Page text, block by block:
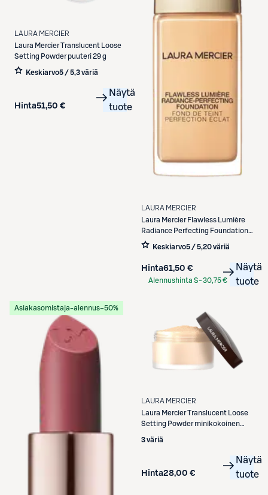
LAURA MERCIER
Laura MercierTranslucent Loose
Setting Powder puuteri 29 g
Keskiarvo5 / 5,3 väriä
Hinta51,50 €
Näytä
tuote
LAURA MERCIER
Laura Mercier Flawless Lumière
Radiance Perfecting Foundation
meikkivoide 30 ml
Keskiarvo5 / 5,20 väriä
Hinta61,50 €
Alennushinta S-30,75 €
Näytä
tuote
Asiakasomistaja-alennus−50%
LAURA MERCIER
Laura MercierTranslucent Loose
Setting Powder minikokoinen
3 väriä
Hinta28,00 €
Näytä
tuote